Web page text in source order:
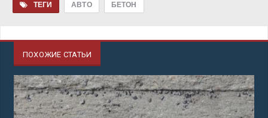
ТЕГИ АВТО БЕТОН
ПОХОЖИЕ СТАТЬИ